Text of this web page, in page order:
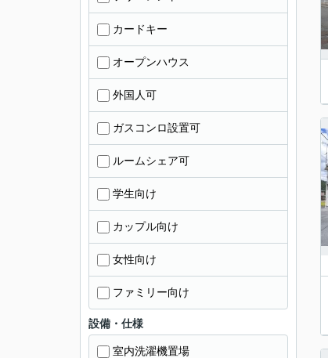
カードキー
オープンハウス
外国人可
ガスコンロ設置可
ルームシェア可
学生向け
カップル向け
女性向け
ファミリー向け
設備・仕様
室内洗濯機置場